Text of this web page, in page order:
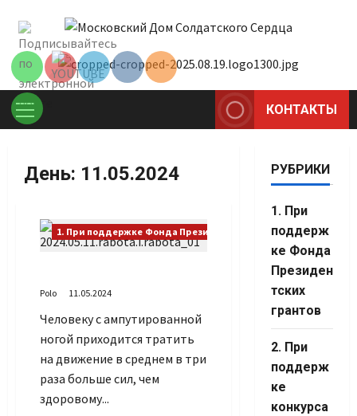
содержимому
Основное
КОНТАКТЫ
День: 11.05.2024
1. При поддержке Фонда Президентских грантов
Polo 11.05.2024
Человеку с ампутированной
ногой приходится тратить
на движение в среднем в три
раза больше сил, чем
здоровому...
РУБРИКИ
1. При
поддерж
ке Фонда
Президен
тских
грантов
2. При
поддерж
ке
конкурса
Set Youtube
Channel ID
Set Youtube
Channel ID